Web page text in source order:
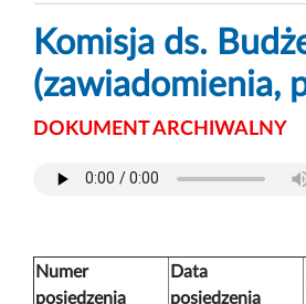
Komisja ds.
(zawiadomienia,
DOKUMENT ARCHIWALNY
Numer
posiedzenia
Data
posiedzenia